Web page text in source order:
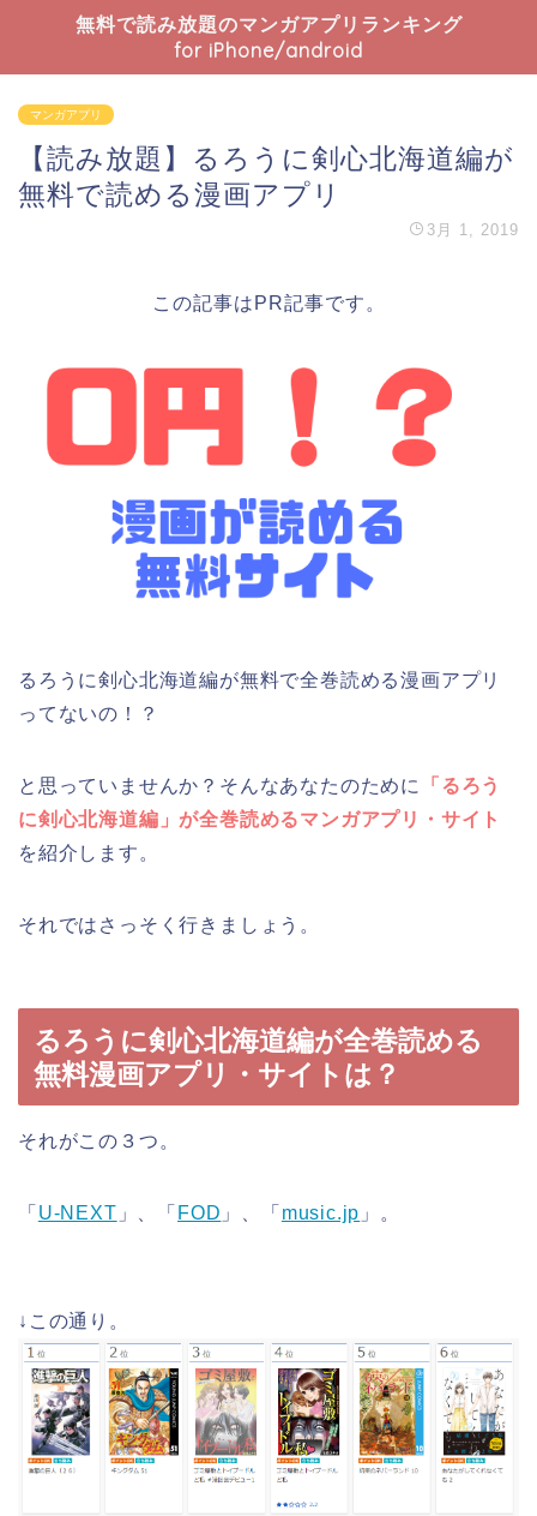
無料で読み放題のマンガアプリランキング
for iPhone/android
マンガアプリ
【読み放題】るろうに剣心北海道編が
無料で読める漫画アプリ
3月 1, 2019
この記事はPR記事です。
るろうに剣心北海道編が無料で全巻読める漫画アプリ
ってないの！？
と思っていませんか？そんなあなたのために
「るろう
に剣心北海道編」が全巻読めるマンガアプリ・サイト
を紹介します。
それではさっそく行きましょう。
るろうに剣心北海道編が全巻読める
無料漫画アプリ・サイトは？
それがこの３つ。
「 U-NEXT 」、「 FOD 」、「 music.jp 」。
↓この通り。